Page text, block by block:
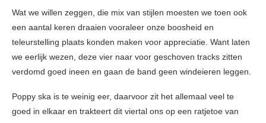
Wat we willen zeggen, die mix van stijlen moesten we toen ook
een aantal keren draaien vooraleer onze boosheid en
teleurstelling plaats konden maken voor appreciatie. Want laten
we eerlijk wezen, deze vier naar voor geschoven tracks zitten
verdomd goed ineen en gaan de band geen windeieren leggen.
Poppy ska is te weinig eer, daarvoor zit het allemaal veel te
goed in elkaar en trakteert dit viertal ons op een ratjetoe van